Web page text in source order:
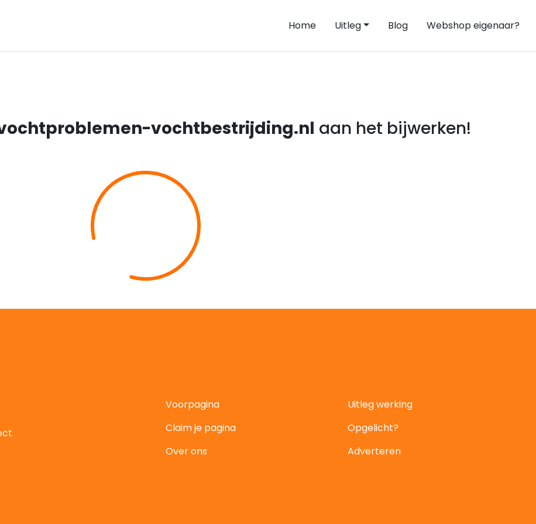
Home Uitleg Blog Webshop eigenaar?
vochtbestrijding.nl aan het bijwerken!
Voorpagina
Uitleg werking
Claim je pagina
Opgelicht?
Over ons
Adverteren